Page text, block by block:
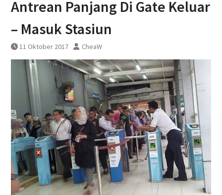
DAWONSYS
Antrean Panjang Di Gate Keluar
– Masuk Stasiun
11 Oktober 2017 CheaW